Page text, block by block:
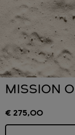
MISSION
€ 275,00